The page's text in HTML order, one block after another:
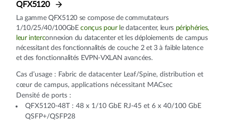
QFX5120
La gamme QFX5120 se compose de commutateurs
1/10/25/40/100GbEconçus pour le datacenter, leurs périphéries,
leur interconnexion du datacenter et les déploiements de campus
nécessitant des fonctionnalités de couche 2 et 3 à faible latence
et des fonctionnalités EVPN-VXLAN avancées.
Cas d’usage : Fabric de datacenter Leaf/Spine, distribution et
cœur de campus, applications nécessitant MACsec
Densité de ports :
QFX5120-48T : 48 x 1/10 GbE RJ-45 et 6 x 40/100 GbE
QSFP+/QSFP28